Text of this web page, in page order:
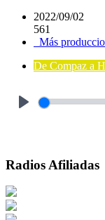
2022/09/02
561
Más
De Compaz a
Radios Afiliadas